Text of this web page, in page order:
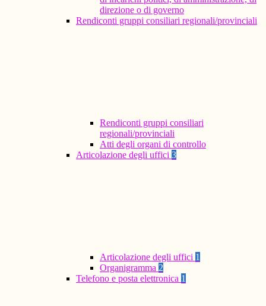
direzione o di governo
Rendiconti gruppi consiliari regionali/provinciali
Rendiconti gruppi consiliari
regionali/provinciali
Atti degli organi di controllo
Articolazione degli uffici 3
Articolazione degli uffici 1
Organigramma 2
Telefono e posta elettronica 1